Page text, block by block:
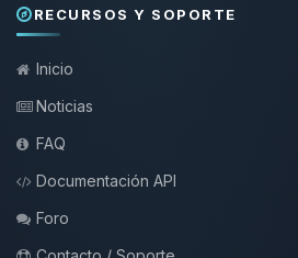
RECURSOS Y SOPORTE
Inicio
Noticias
FAQ
Documentación API
Foro